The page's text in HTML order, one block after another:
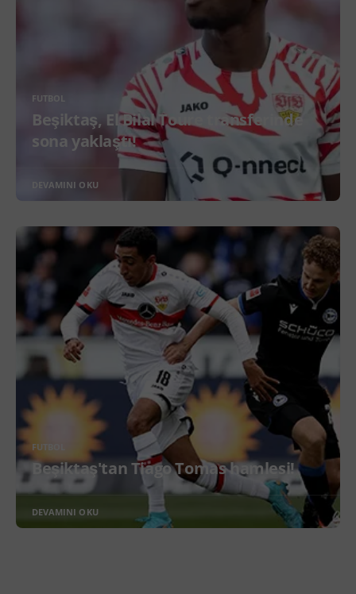
FUTBOL
Beşiktaş, El Bilal Toure transferinde
sona yaklaştı!
DEVAMINI OKU
FUTBOL
Beşiktaş'tan Tiago Tomas hamlesi!
DEVAMINI OKU